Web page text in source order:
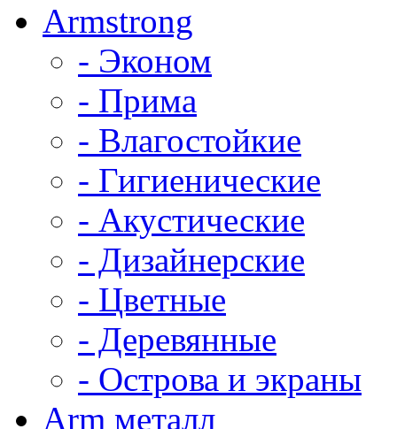
Armstrong
- Эконом
- Прима
- Влагостойкие
- Гигиенические
- Акустические
- Дизайнерские
- Цветные
- Деревянные
- Острова и экраны
Arm металл